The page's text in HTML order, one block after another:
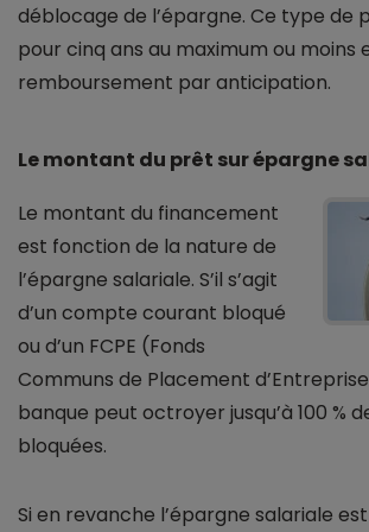
déblocage de l’épargne. Ce type de
pour cinq ans au maximum ou moins
remboursement par anticipation.
Le montant du prêt sur épargne
Le montant du financement
est fonction de la nature de
l’épargne salariale. S’il s’agit
d’un compte courant bloqué
ou d’un FCPE (Fonds
Communs de Placement
banque peut octroyer jusqu’à 100 %
bloquées.
Si en revanche l’épargne salariale